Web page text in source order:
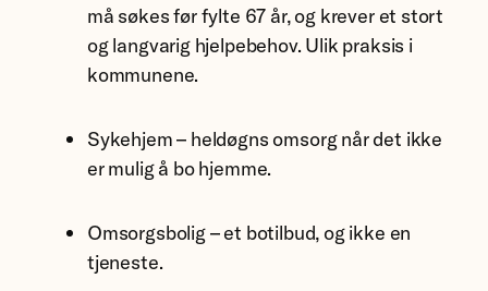
må søkes før fylte 67 år, og krever et stort
og langvarig hjelpebehov. Ulik praksis i
kommunene.
Sykehjem – heldøgns omsorg når det ikke
er mulig å bo hjemme.
Omsorgsbolig – et botilbud, og ikke en
tjeneste.